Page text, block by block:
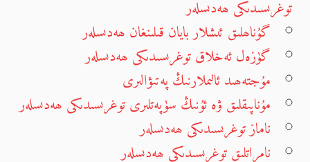
توغرىسىدىكى ھەدىسلەر
گۇناھلىق ئىشلار بايان قىلىنغان ھەدىسلەر
گۈزەل ئەخلاق توغرىسىدىكى ھەدىسلەر
مۇجتەھىد ئالىملارنىڭ پەتىۋالىرى
مۇناپىقلىق ۋە ئۇنىڭ سۈپەتلىرى توغرىسىدىكى ھەدىسلەر
ناماز توغرىسىدىكى ھەدىسلەر
نامراتلىق توغرىسىدىكى ھەدىسلەر